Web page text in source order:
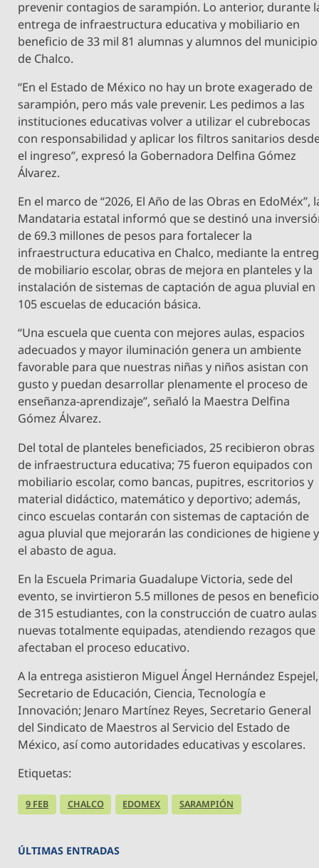
prevenir contagios de sarampión. Lo anterior, durante
entrega de infraestructura educativa y mobiliario en
beneficio de 33 mil 81 alumnas y alumnos del municipio
de Chalco.
“En el Estado de México no hay un brote exagerado de
sarampión, pero más vale prevenir. Les pedimos a las
instituciones educativas volver a utilizar el cubrebocas
con responsabilidad y aplicar los filtros sanitarios
el ingreso”, expresó la Gobernadora Delfina Gómez
Álvarez.
En el marco de “2026, El Año de las Obras en EdoMéx”,
Mandataria estatal informó que se destinó una
de 69.3 millones de pesos para fortalecer la
infraestructura educativa en Chalco, mediante la
de mobiliario escolar, obras de mejora en planteles y la
instalación de sistemas de captación de agua pluvial en
105 escuelas de educación básica.
“Una escuela que cuenta con mejores aulas, espacios
adecuados y mayor iluminación genera un ambiente
favorable para que nuestras niñas y niños asistan con
gusto y puedan desarrollar plenamente el proceso de
enseñanza-aprendizaje”, señaló la Maestra Delfina
Gómez Álvarez.
Del total de planteles beneficiados, 25 recibieron obras
de infraestructura educativa; 75 fueron equipados con
mobiliario escolar, como bancas, pupitres, escritorios y
material didáctico, matemático y deportivo; además,
cinco escuelas contarán con sistemas de captación de
agua pluvial que mejorarán las condiciones de higiene y
el abasto de agua.
En la Escuela Primaria Guadalupe Victoria, sede del
evento, se invirtieron 5.5 millones de pesos en beneficio
de 315 estudiantes, con la construcción de cuatro aulas
nuevas totalmente equipadas, atendiendo rezagos que
afectaban el proceso educativo.
A la entrega asistieron Miguel Ángel Hernández Espejel,
Secretario de Educación, Ciencia, Tecnología e
Innovación; Jenaro Martínez Reyes, Secretario General
del Sindicato de Maestros al Servicio del Estado de
México, así como autoridades educativas y escolares.
Etiquetas:
9 FEB CHALCO EDOMEX SARAMPIÓN
ÚLTIMAS ENTRADAS